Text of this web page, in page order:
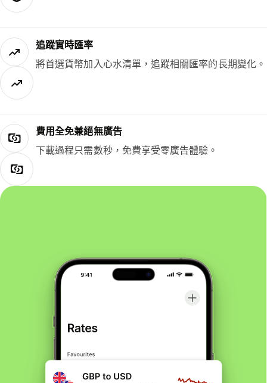
追蹤實時匯率
將首選貨幣加入心水清單，追蹤相關匯率的長期變化。
費用全免兼絕無廣告
下載過程只需數秒，免費享受零廣告體驗。